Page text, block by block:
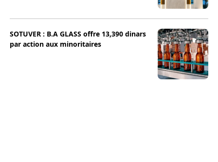
SOTUVER : B.A GLASS offre 13,390 dinars
par action aux minoritaires